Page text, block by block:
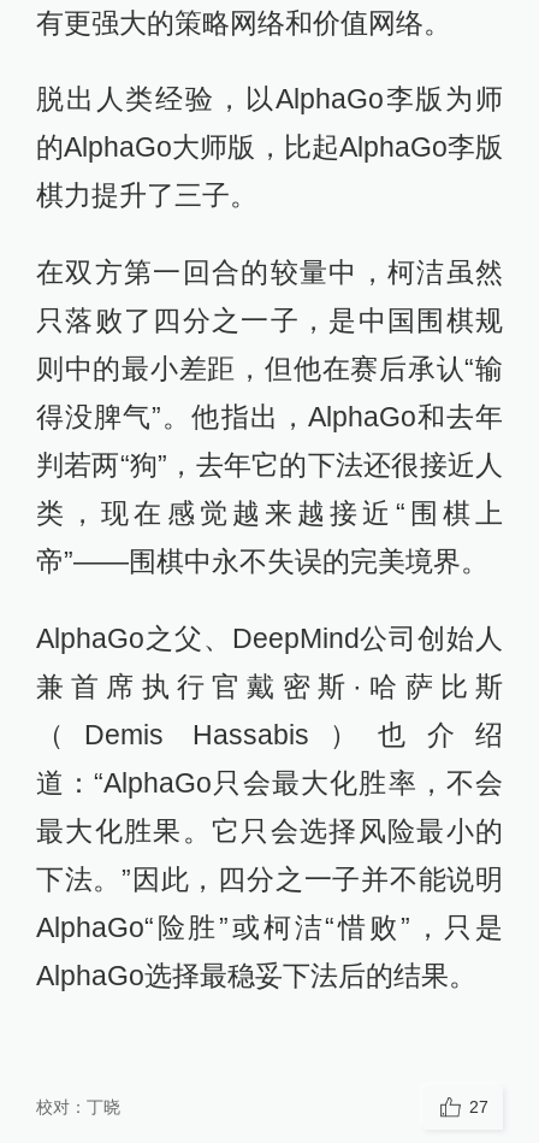
有更强大的策略网络和价值网络。
脱出人类经验，以AlphaGo李版为师
的AlphaGo大师版，比起AlphaGo李版
棋力提升了三子。
在双方第一回合的较量中，柯洁虽然
只落败了四分之一子，是中国围棋规
则中的最小差距，但他在赛后承认“输
得没脾气”。他指出，AlphaGo和去年
判若两“狗”，去年它的下法还很接近人
类，现在感觉越来越接近“围棋上
帝”——围棋中永不失误的完美境界。
AlphaGo之父、DeepMind公司创始人
兼首席执行官戴密斯·哈萨比斯
（Demis Hassabis）也介绍
道：“AlphaGo只会最大化胜率，不会
最大化胜果。它只会选择风险最小的
下法。”因此，四分之一子并不能说明
AlphaGo“险胜”或柯洁“惜败”，只是
AlphaGo选择最稳妥下法后的结果。
校对： 丁晓 27